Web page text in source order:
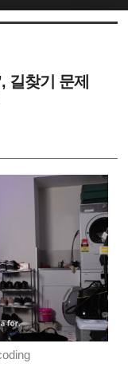
길찾기 문제
5
5